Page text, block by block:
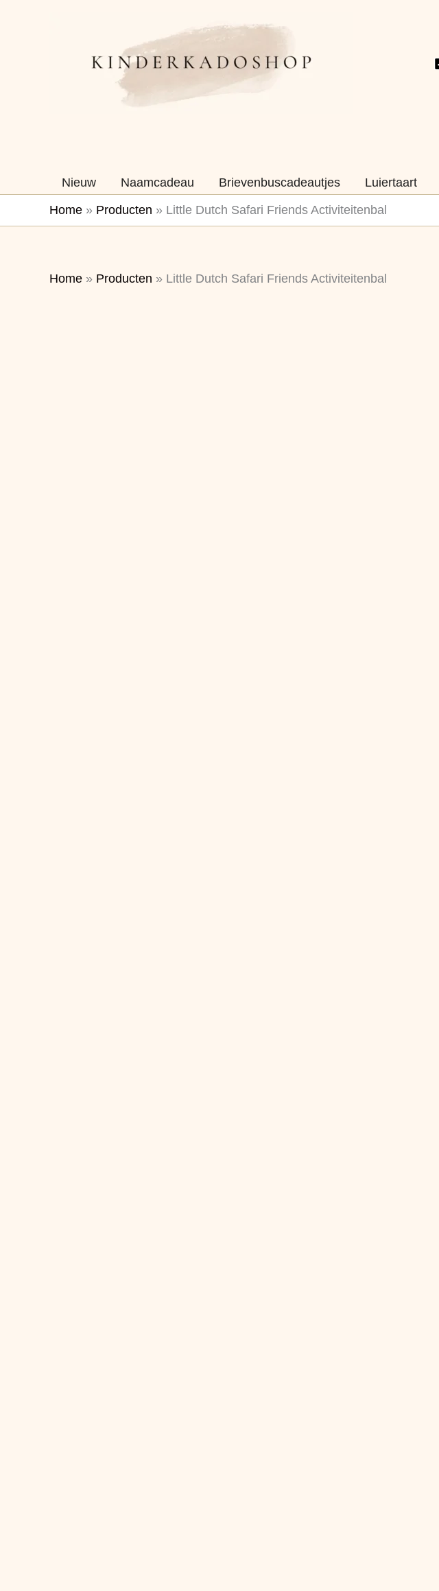
Nieuw Naamcadeau Brievenbuscadeautjes Luiertaart
Home » Producten » Little Dutch Safari Friends Activiteitenbal
Home » Producten » Little Dutch Safari Friends Activiteitenbal